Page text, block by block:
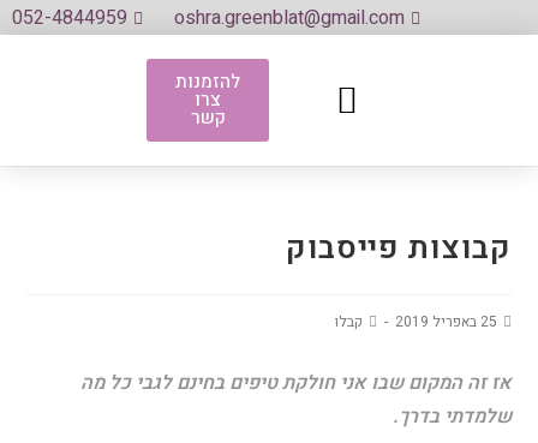
oshra.greenblat@gmail.com
052-4844959
להזמנות
צרו
קשר
קבוצות פייסבוק
25 באפריל 2019 קבלו
אז זה המקום שבו אני חולקת טיפים בחינם לגבי כל מה
שלמדתי בדרך.